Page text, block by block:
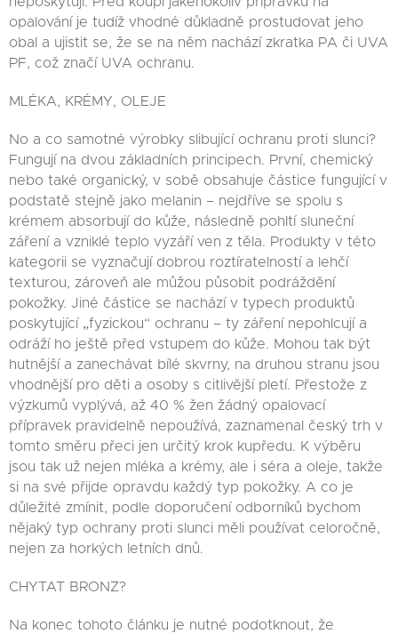
opalování je tudíž vhodné důkladně prostudovat jeho
obal a ujistit se, že se na něm nachází zkratka PA či UVA
PF, což značí UVA ochranu.
MLÉKA, KRÉMY, OLEJE
No a co samotné výrobky slibující ochranu proti slunci?
Fungují na dvou základních principech. První, chemický
nebo také organický, v sobě obsahuje částice fungující v
podstatě stejně jako melanin – nejdříve se spolu s
krémem absorbují do kůže, následně pohltí sluneční
záření a vzniklé teplo vyzáří ven z těla. Produkty v této
kategorii se vyznačují dobrou roztíratelností a lehčí
texturou, zároveň ale můžou působit podráždění
pokožky. Jiné částice se nachází v typech produktů
poskytující „fyzickou“ ochranu – ty záření nepohlcují a
odráží ho ještě před vstupem do kůže. Mohou tak být
hutnější a zanechávat bílé skvrny, na druhou stranu jsou
vhodnější pro děti a osoby s citlivější pletí. Přestože z
výzkumů vyplývá, až 40 % žen žádný opalovací
přípravek pravidelně nepoužívá, zaznamenal český trh v
tomto směru přeci jen určitý krok kupředu. K výběru
jsou tak už nejen mléka a krémy, ale i séra a oleje, takže
si na své přijde opravdu každý typ pokožky. A co je
důležité zmínit, podle doporučení odborníků bychom
nějaký typ ochrany proti slunci měli používat celoročně,
nejen za horkých letních dnů.
CHYTAT BRONZ?
Na konec tohoto článku je nutné podotknout, že